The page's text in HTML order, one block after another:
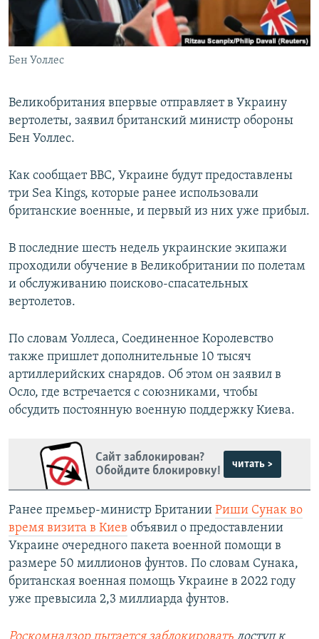
ПОБЕДИТЕЛЕЙ НЕ СУДЯТ?
КРЫМ.НЕПОКОРЕННЫЙ
ELIFBE
ПРИСОЕДИНЯЙТЕСЬ!
Все сайты RFE/RL
Бен Уоллес
Великобритания впервые отправляет в Украину
вертолеты, заявил британский министр обороны
Бен Уоллес.
Как сообщает BBC, Украине будут предоставлены
три Sea Kings, которые ранее использовали
британские военные, и первый из них уже прибыл.
В последние шесть недель украинские экипажи
проходили обучение в Великобритании по полетам
и обслуживанию поисково-спасательных
вертолетов.
По словам Уоллеса, Соединенное Королевство
также пришлет дополнительные 10 тысяч
артиллерийских снарядов. Об этом он заявил в
Осло, где встречается с союзниками, чтобы
обсудить постоянную военную поддержку Киева.
Сайт заблокирован?
Обойдите блокировку!
читать >
Ранее премьер-министр Британии Риши Сунак во
время визита в Киев объявил о предоставлении
Украине очередного пакета военной помощи в
размере 50 миллионов фунтов. По словам Сунака,
британская военная помощь Украине в 2022 году
уже превысила 2,3 миллиарда фунтов.